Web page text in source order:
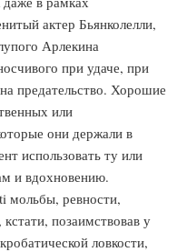
актер Бьянколелли,
Арлекина
при удаче, при
предательство. Хорошие
или
они держали в
использовать ту или
и вдохновению.
мольбы, ревности,
позаимствовав у
ловкости,